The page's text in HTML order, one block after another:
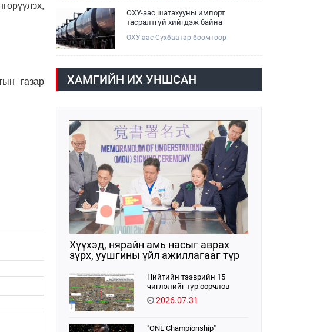
газар
мэдээллийг сонслоо.
дугаарын зохицуулалтаар нэг удаа
50,000 төгрөгт автобензин олгож
буй. Эхний үр дүнд, шатахуун түгээх
станцуудын өдрийн борлуулалт
Ашигт малтмал, газрын тосны
газраас танилцууллаа.
ОХУ-аас шатахууны импорт
тасралтгүй хийгдэж байна
ОХУ-аас Сүхбаатар боомтоор
Наймдугаар сарын 06-ны өдөр
/02:30 цагт/ 7 вагон буюу 420 тонн
АИ-92 автобензин орж иржээ.
ХАМГИЙН ИХ УНШСАН
Хүүхэд, нярайн амь насыг аврах
зүрх, уушгины үйл ажиллагааг түр
ЭХЭМҮТ-д нэвтрүүлнэНийтийн тээврийн 15
чиглэлийг түр өөрчлөв
2026.07.31
"ONE Championship"